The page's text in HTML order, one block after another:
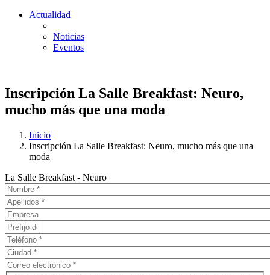
Actualidad
Noticias
Eventos
Inscripción La Salle Breakfast: Neuro,
mucho más que una moda
Inicio
Inscripción La Salle Breakfast: Neuro, mucho más que una
moda
La Salle Breakfast - Neuro